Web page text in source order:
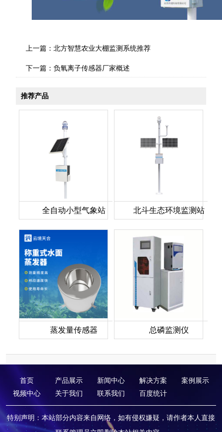
上一篇： 北方智慧农业大棚监测系统推荐
下一篇： 负氧离子传感器厂家概述
推荐产品
全自动小型气象站 北斗生态环境监测站
蒸发量传感器 总磷监测仪
首页 产品展示 新闻中心 解决方案
案例展示
视频中心
关于我们 联系我们 百度统计
特别声明：本站部分内容来自网络，如有侵权嫌疑，请作者本人直接